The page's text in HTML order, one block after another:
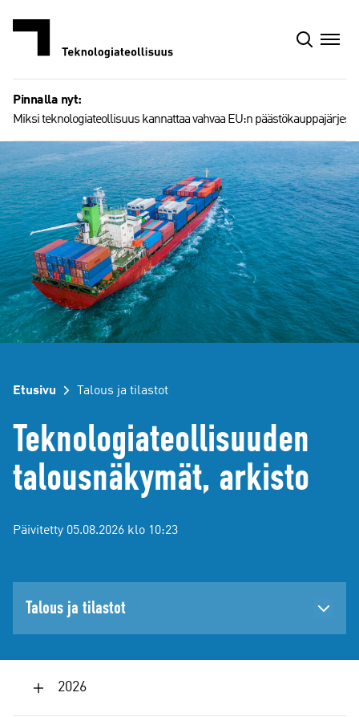
Pinnalla nyt:
Miksi teknologiateollisuus kannattaa vahvaa EU:n
Etusivu Talous ja tilastot
Teknologiateollisuuden
talousnäkymät, arkisto
Päivitetty 05.08.2026 klo 10:23
Talous ja tilastot
2026